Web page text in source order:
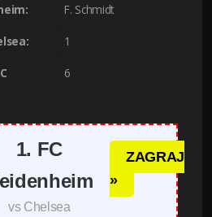
F. Schmidt
1
6
1. FC
vs Chelsea
ZAGRAJ
»